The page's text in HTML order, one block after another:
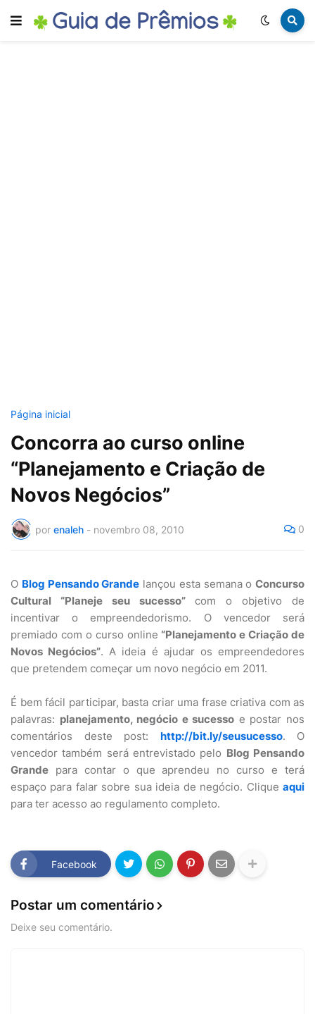
Página inicial
Concorra ao curso online
“Planejamento e Criação de
Novos Negócios”
por enaleh - novembro 08, 2010 0
O Blog Pensando Grande lançou esta semana o Concurso
Cultural “Planeje seu sucesso”com o objetivo de
incentivar o empreendedorismo. O vencedor será
premiado com o curso online “Planejamento e Criação de
Novos Negócios”. A ideia é ajudar os empreendedores
que pretendem começar um novo negócio em 2011.
É bem fácil participar, basta criar uma frase criativa com as
palavras: planejamento, negócio e sucesso e postar nos
comentários deste post: http://bit.ly/seusucesso. O
vencedor também será entrevistado pelo Blog Pensando
Grande para contar o que aprendeu no curso e terá
espaço para falar sobre sua ideia de negócio. Clique aqui
para ter acesso ao regulamento completo.
Facebook
Postar um comentário
Deixe seu comentário.